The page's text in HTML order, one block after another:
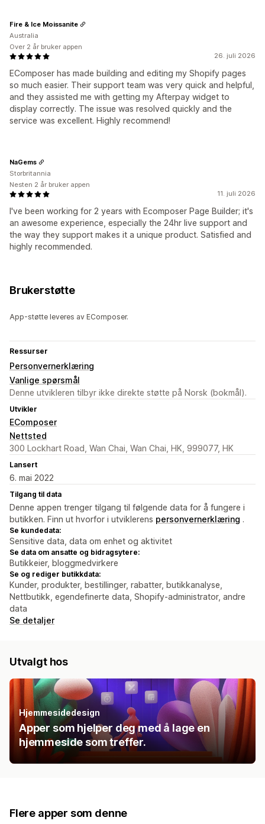
26. juli 2026
EComposer has made building and editing my Shopify pages
so much easier. Their support team was very quick and helpful,
and they assisted me with getting my Afterpay widget to
display correctly. The issue was resolved quickly and the
service was excellent. Highly recommend!
Fire & Ice Moissanite
Australia
Over 2 år bruker appen
11. juli 2026
I've been working for 2 years with Ecomposer Page Builder; it's
an awesome experience, especially the 24hr live support and
the way they support makes it a unique product. Satisfied and
highly recommended.
NaGems
Storbritannia
Nesten 2 år bruker appen
Brukerstøtte
App-støtte leveres av EComposer.
Ressurser
Personvernerklæring
Vanlige spørsmål
Denne utvikleren tilbyr ikke direkte støtte på Norsk (bokmål).
Utvikler
EComposer
Nettsted
300 Lockhart Road, Wan Chai, Wan Chai, HK, 999077, HK
Lansert
6. mai 2022
Tilgang til data
Denne appen trenger tilgang til følgende data for å fungere i
butikken. Finn ut hvorfor i utviklerens personvernerklæring .
Se kundedata:
Sensitive data, data om enhet og aktivitet
Se data om ansatte og bidragsytere:
Butikkeier, bloggmedvirkere
Se og rediger butikkdata:
Kunder, produkter, bestillinger, rabatter, butikkanalyse,
Nettbutikk, egendefinerte data, Shopify-administrator, andre
data
Se detaljer
Utvalgt hos
Hjemmesidedesign
Apper som hjelper deg med å lage en
hjemmeside som treffer.
Flere apper som denne